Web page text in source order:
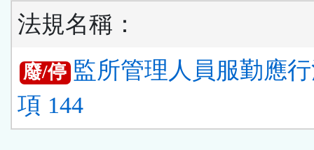
法規名稱：
廢/停 監所管理人員服勤應
項 144